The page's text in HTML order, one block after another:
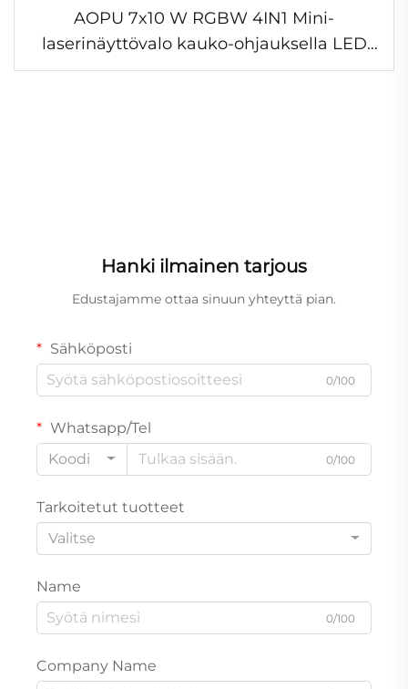
AOPU 7x10 W RGBW 4IN1 Mini-
laserinäyttövalo kauko-ohjauksella LED
KTV yökerho liikkuva pää disko valot
Hanki ilmainen tarjous
Edustajamme ottaa sinuun yhteyttä pian.
Sähköposti
0/100
Whatsapp/Tel
Koodi
0/100
Tarkoitetut tuotteet
Valitse
Name
0/100
Company Name